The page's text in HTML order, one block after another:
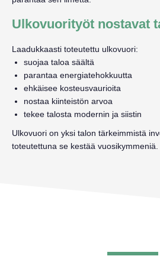
Ulkovuorityöt nostavat
Laadukkaasti toteutettu ulkovuori:
suojaa taloa säältä
parantaa energiatehokkuutta
ehkäisee kosteusvaurioita
nostaa kiinteistön arvoa
tekee talosta modernin ja siistin
Ulkovuori on yksi talon tärkeimmistä
toteutettuna se kestää vuosikymmeniä.